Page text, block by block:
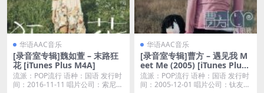
华语AAC音乐
[录音室专辑]魏如萱 – 末路狂
花 [iTunes Plus M4A]
流派：POP流行 语种：国语 发行时
间：2016-11-11 唱片公司：索尼音
华语AAC音乐
[录音室专辑]曹方 – 遇见我 M
eet Me (2005) [iTunes Plus
M4A]
流派：POP流行 语种：国语 发行时
间：2005-12-01 唱片公司：钛友文